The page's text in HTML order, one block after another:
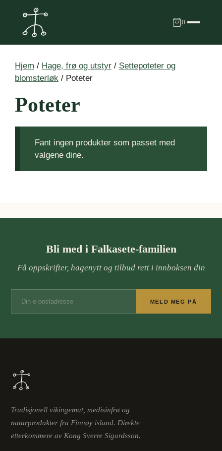
innhold
0
Hjem / Hage, frø og utstyr / Settepoteter og
blomsterløk / Poteter
Poteter
Fant ingen produkter som passet med
valgene dine.
Bli med i Falkasete-familien
Få oppskrifter, hagenytt og tilbud rett i innboksen din
MELD MEG PÅ
Tradisjonell vikingemat, medisinfrø og
naturprodukter fra Finnøy island. Direkte
etterkommere av Kong Sverre Sigurdsson.